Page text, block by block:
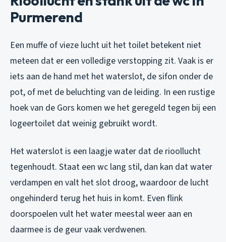
Purmerend
Een muffe of vieze lucht uit het toilet betekent niet
meteen dat er een volledige verstopping zit. Vaak is er
iets aan de hand met het waterslot, de sifon onder de
pot, of met de beluchting van de leiding. In een rustige
hoek van de Gors komen we het geregeld tegen bij een
logeertoilet dat weinig gebruikt wordt.
Het waterslot is een laagje water dat de rioollucht
tegenhoudt. Staat een wc lang stil, dan kan dat water
verdampen en valt het slot droog, waardoor de lucht
ongehinderd terug het huis in komt. Even flink
doorspoelen vult het water meestal weer aan en
daarmee is de geur vaak verdwenen.